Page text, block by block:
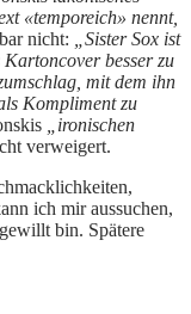
«temporeich» nennt,
nicht:
„Sister Sox ist
besser zu
mit dem ihn
Kompliment zu
„ironischen
verweigert.
ich mir aussuchen,
bin. Spätere